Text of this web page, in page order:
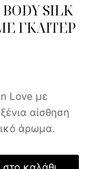
SILK
ΓΚΛΙΤΕΡ
Love με
αίσθηση
άρωμα.